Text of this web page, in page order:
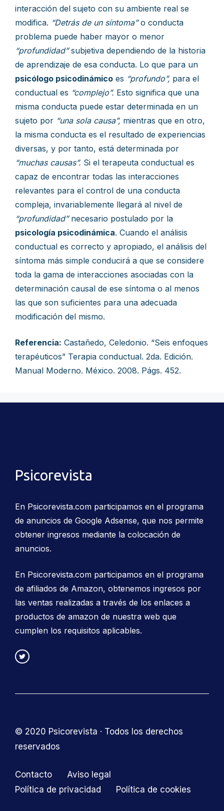
interacción del sujeto con su ambiente real se
modifica. “Detrás de un síntoma”o conducta
problema puede haber mayor o menor
“profundidad”subjetiva dependiendo de la historia
de aprendizaje de esa conducta. Lo que para un
psicólogo psicodinámico es “profundo”, para el
conductual es “complejo”. Esto significa que una
misma conducta puede estar determinada en un
sujeto por “una sola causa”, mientras que en otro,
la misma conducta es el resultado de experiencias
diversas, y por tanto, está determinada por
“muchas causas”. Si el terapeuta conductual es
capaz de encontrar todas las interacciones
relevantes para el control de una conducta
compleja, invariablemente llegará al nivel de
“profundidad”necesario postulado por la
psicología psicodinámica. Cuando el análisis
conductual es correcto y apropiado, el análisis del
síntoma más simple conducirá a que se considere
toda la gama de interacciones asociadas con la
determinación causal de ese síntoma o al menos
las que son suficientes para una adecuada
modificación del mismo.
Referencia: Castañedo, Celedonio. “Seis enfoques
terapéuticos” Terapia conductual. 2da. Edición.
Manual Moderno. México. 2008. Págs. 452.
Psicorevista
En Psicorevista.com participamos en el programa
de anuncios de Google Adsense, que nos permite
obtener ingresos mediante la colocación de
anuncios.
En Psicorevista.com participamos en el programa
de afiliados de Amazon, obtenemos ingresos por
las ventas realizadas a través de los enlaces a
productos de amazon de nuestra web que
cumplen los requisitos aplicables.
© 2020 Psicorevista · Todos los derechos
reservados
Contacto
Aviso legal
Política de privacidad
Política de cookies